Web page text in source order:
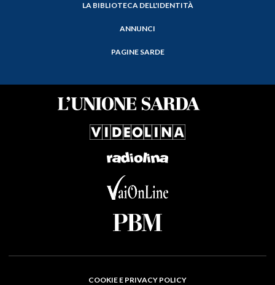
LA BIBLIOTECA DELL'IDENTITÀ
ANNUNCI
PAGINE SARDE
COOKIE E PRIVACY POLICY